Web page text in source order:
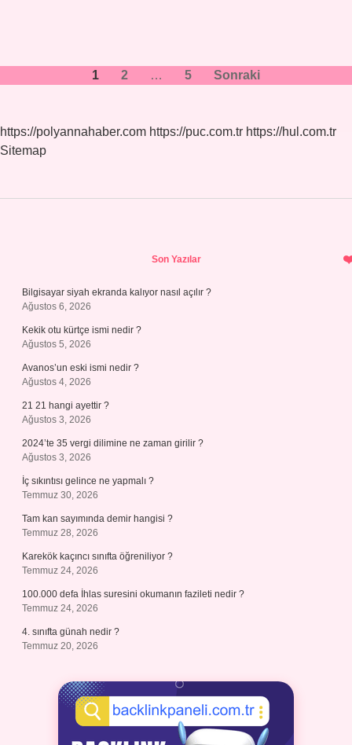
Yazı
1 2 … 5 Sonraki
https://polyannahaber.com https://puc.com.tr https://hul.com.tr
Sitemap
Son Yazılar
Bilgisayar siyah ekranda kalıyor nasıl açılır ?
Ağustos 6, 2026
Kekik otu kürtçe ismi nedir ?
Ağustos 5, 2026
Avanos’un eski ismi nedir ?
Ağustos 4, 2026
21 21 hangi ayettir ?
Ağustos 3, 2026
2024’te 35 vergi dilimine ne zaman girilir ?
Ağustos 3, 2026
İç sıkıntısı gelince ne yapmalı ?
Temmuz 30, 2026
Tam kan sayımında demir hangisi ?
Temmuz 28, 2026
Karekök kaçıncı sınıfta öğreniliyor ?
Temmuz 24, 2026
100.000 defa İhlas suresini okumanın fazileti nedir ?
Temmuz 24, 2026
4. sınıfta günah nedir ?
Temmuz 20, 2026